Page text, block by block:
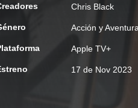
Chris Black
Acción y Aventura
Apple TV+
17 de Nov 2023